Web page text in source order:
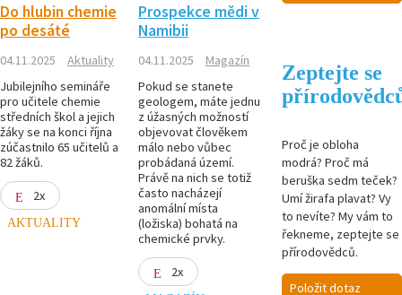
Do hlubin chemie
po desáté
04.11.2025
Aktuality
Jubilejního semináře
pro učitele chemie
středních škol a jejich
žáky se na konci října
zúčastnilo 65 učitelů a
82 žáků.
2x
AKTUALITY
Prospekce mědi v
Namibii
04.11.2025
Magazín
Pokud se stanete
geologem, máte jednu
z úžasných možností
objevovat člověkem
málo nebo vůbec
probádaná území.
Právě na nich se totiž
často nacházejí
anomální místa
(ložiska) bohatá na
chemické prvky.
2x
Zeptejte se
Proč je obloha
modrá? Proč má
beruška sedm teček?
Umí žirafa plavat? Vy
to nevíte? My vám to
řekneme, zeptejte se
přírodovědců.
Položit dotaz